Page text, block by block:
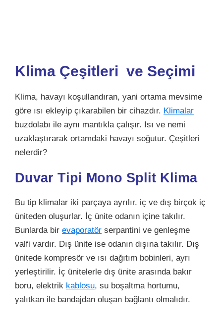
Klima Çeşitleri ve Seçimi
Klima, havayı koşullandıran, yani ortama mevsime
göre ısı ekleyip çıkarabilen bir cihazdır. Klimalar
buzdolabı ile aynı mantıkla çalışır. Isı ve nemi
uzaklaştırarak ortamdaki havayı soğutur. Çeşitleri
nelerdir?
Duvar Tipi Mono Split Klima
Bu tip klimalar iki parçaya ayrılır. iç ve dış birçok iç
üniteden oluşurlar. İç ünite odanın içine takılır.
Bunlarda bir evaporatör serpantini ve genleşme
valfi vardır. Dış ünite ise odanın dışına takılır. Dış
ünitede kompresör ve ısı dağıtım bobinleri, ayrı
yerleştirilir. İç ünitelerle dış ünite arasında bakır
boru, elektrik kablosu, su boşaltma hortumu,
yalıtkan ile bandajdan oluşan bağlantı olmalıdır.